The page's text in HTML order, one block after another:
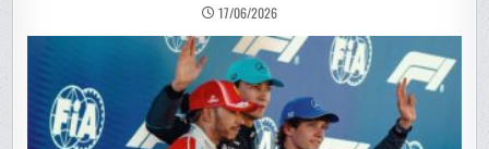
17/06/2026